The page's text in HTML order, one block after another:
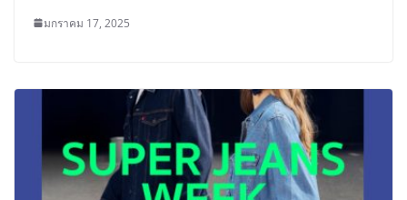
มกราคม 17, 2025